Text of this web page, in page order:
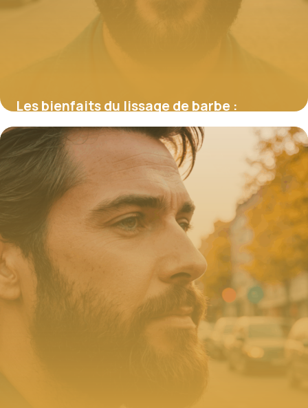
Les bienfaits du lissage de barbe :
techniques et astuces pour un résultat
parfait
22 septembre 2025